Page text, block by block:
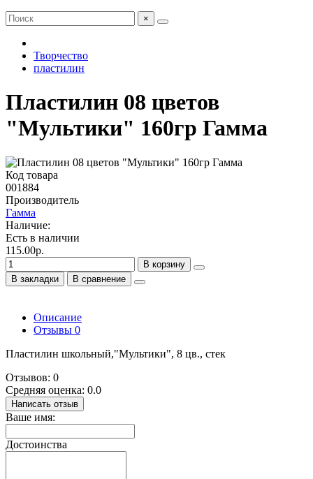
×
Творчество
пластилин
Пластилин 08 цветов
"Мультики" 160гр Гамма
Код товара
001884
Производитель
Гамма
Наличие:
Есть в наличии
115.00р.
В корзину
В закладки
В сравнение
Описание
Отзывы 0
Пластилин школьный,"Мультики", 8 цв., стек
Отзывов: 0
Средняя оценка: 0.0
Написать отзыв
Ваше имя:
Достоинства